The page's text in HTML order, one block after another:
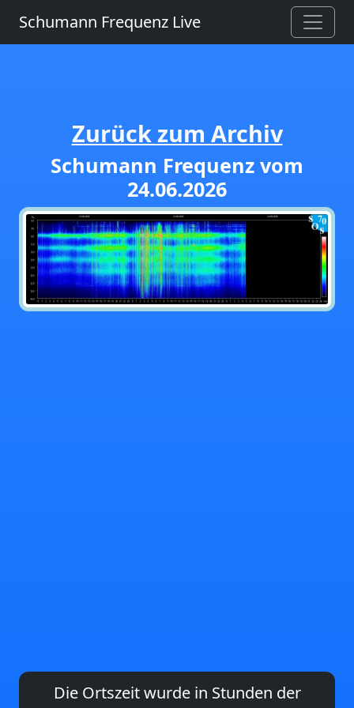
Schumann Frequenz Live
Zurück zum Archiv
Schumann Frequenz vom
24.06.2026
Die Ortszeit wurde in Stunden der